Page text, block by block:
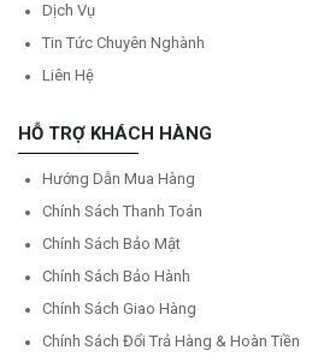
Dịch Vụ
Tin Tức Chuyên Nghành
Liên Hệ
HỖ TRỢ KHÁCH HÀNG
Hướng Dẫn Mua Hàng
Chính Sách Thanh Toán
Chính Sách Bảo Mật
Chính Sách Bảo Hành
Chính Sách Giao Hàng
Chính Sách Đổi Trả Hàng & Hoàn Tiền